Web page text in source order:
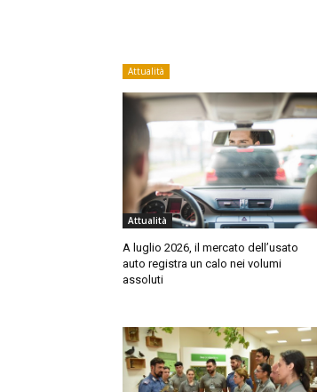
Attualità
Attualità
A luglio 2026, il mercato dell’usato
auto registra un calo nei volumi
assoluti